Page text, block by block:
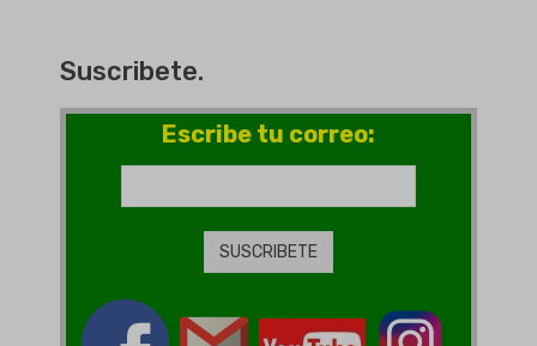
Suscribete.
Escribe tu correo: